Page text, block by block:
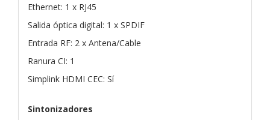
Ethernet: 1 x RJ45
Salida óptica digital: 1 x SPDIF
Entrada RF: 2 x Antena/Cable
Ranura CI: 1
Simplink HDMI CEC: Sí
Sintonizadores